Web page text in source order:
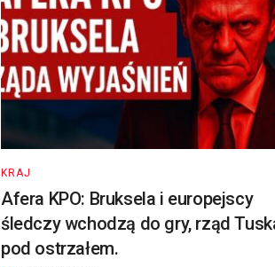
KRAJ
Afera KPO: Bruksela i europejscy
śledczy wchodzą do gry, rząd
pod ostrzałem.